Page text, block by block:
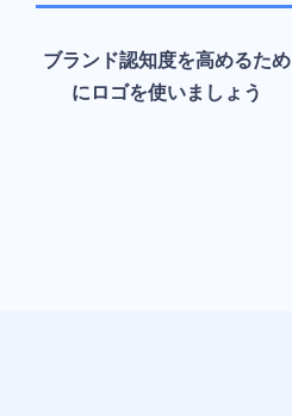
ブランド認知度を高めるため
にロゴを使いましょう